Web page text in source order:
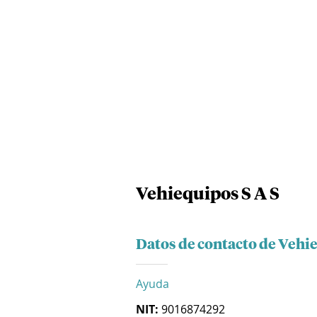
Vehiequipos S A S
Datos de contacto de
Ayuda
NIT: 9016874292